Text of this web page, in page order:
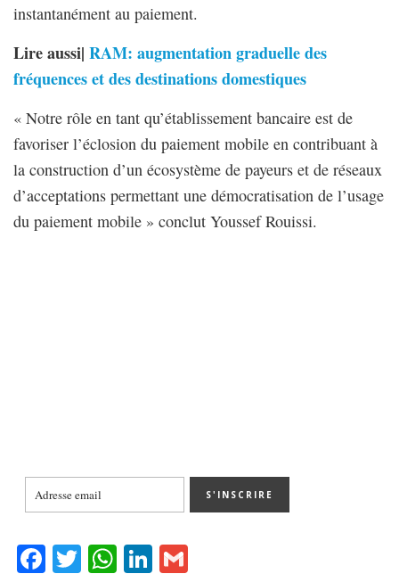
instantanément au paiement.
Lire aussi| RAM: augmentation graduelle des
fréquences et des destinations domestiques
« Notre rôle en tant qu’établissement bancaire est de
favoriser l’éclosion du paiement mobile en contribuant à
la construction d’un écosystème de payeurs et de réseaux
d’acceptations permettant une démocratisation de l’usage
du paiement mobile » conclut Youssef Rouissi.
Fa T W Li